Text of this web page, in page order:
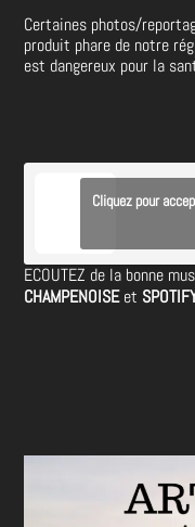
Certaines photos/
produit phare de notre
est dangereux pour la
Cliquez pour
ECOUTEZ de la bonne
CHAMPENOISEet